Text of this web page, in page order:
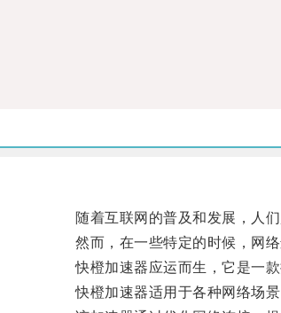
随着互联网的普及和发展，人们
然而，在一些特定的时候，网络
快橙加速器应运而生，它是一款
快橙加速器适用于各种网络场景